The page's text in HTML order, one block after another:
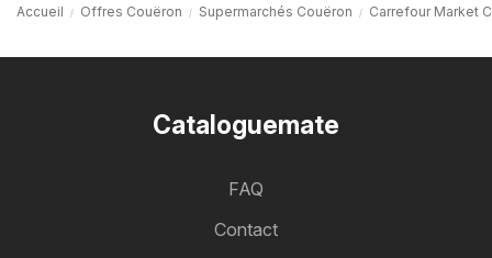
Accueil Offres Couëron Supermarchés Couëron Carrefour Market
Cataloguemate
FAQ
Contact